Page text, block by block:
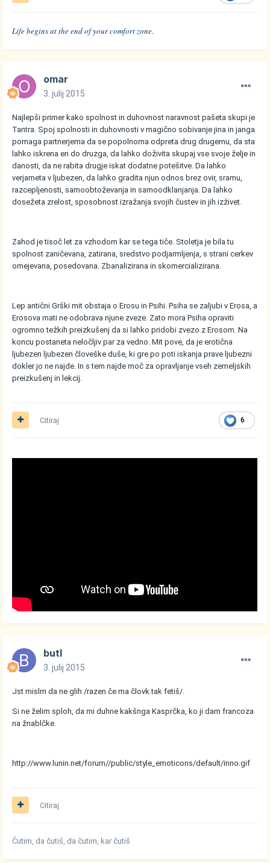
Life begins at the end of your comfort zone.
omar
3. julij 2015
Najlepši primer kako spolnost in duhovnost naravnost pašeta skupi je
Tantra. Spoj spolnosti in duhovnosti v magično sobivanje jina in janga
pomaga partnerjema da se popolnoma odpreta drug drugemu, da sta
lahko iskrena en do druzga, da lahko doživita skupaj vse svoje želje in
danosti, da ne rabita drugje iskat dodatne potešitve. Da lahko
verjameta v ljubezen, da lahko gradita njun odnos brez ovir, sramu,
razcepljenosti, samoobtoževanja in samoodklanjanja. Da lahko
dosežeta zrelost, sposobnost izražanja svojih čustev in jih izživet.
Zahod je tisoč let za vzhodom kar se tega tiče. Stoletja je bila tu
spolnost zaničevana, zatirana, sredstvo podjarmljenja, s strani cerkev
omejevana, posedovana. Zbanalizirana in skomercializirana.
Lep antični Grški mit obstaja o Erosu in Psihi. Psiha se zaljubi v Erosa, a
Erosova mati ne odobrava njune zveze. Zato mora Psiha opraviti
ogromno težkih preizkušenj da si lahko pridobi zvezo z Erosom. Na
koncu postaneta neločljiv par za vedno. Mit pove, da je erotična
ljubezen ljubezen človeške duše, ki gre po poti iskanja prave ljubezni
dokler jo ne najde. In s tem najde moč za opravljanje vseh zemeljskih
preizkušenj in lekcij.
6
Citiraj
butl
3. julij 2015
Jst mislm da ne glih /razen če ma človk tak fetiš/.
Si ne želim sploh, da mi duhne kakšnga Kasprčka, ko ji dam francoza
na žnablčke.
http://www.lunin.net/forum//public/style_emoticons/default/inno.gif
Citiraj
Čutim, da čutiš, da čutim, kar čutiš